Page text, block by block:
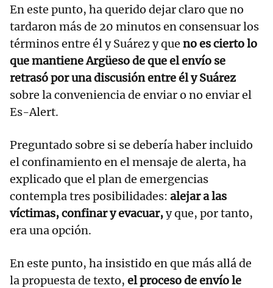
En este punto, ha querido dejar claro que no
tardaron más de 20 minutos en consensuar los
términos entre él y Suárez y que no es cierto lo
que mantiene Argüeso de que el envío se
retrasó por una discusión entre él y Suárez
sobre la conveniencia de enviar o no enviar el
Es-Alert.
Preguntado sobre si se debería haber incluido
el confinamiento en el mensaje de alerta, ha
explicado que el plan de emergencias
contempla tres posibilidades: alejar a las
víctimas, confinar y evacuar,y que, por tanto,
era una opción.
En este punto, ha insistido en que más allá de
la propuesta de texto, el proceso de envío le